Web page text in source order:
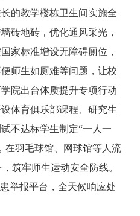
的教学楼栋卫生间实施全
砖地砖，优化通风采光，
家标准增设无障碍厕位，
师生如厕难等问题，让校
院出台体质提升专项行动
体育俱乐部课程、研究生
不达标学生制定“一人一
在羽毛球馆、网球馆等人流
筑牢师生运动安全防线。
举报平台，全天候响应处